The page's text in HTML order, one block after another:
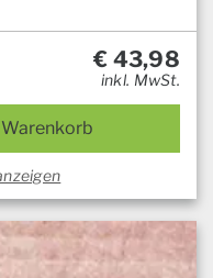
€ 43,98
inkl. MwSt.